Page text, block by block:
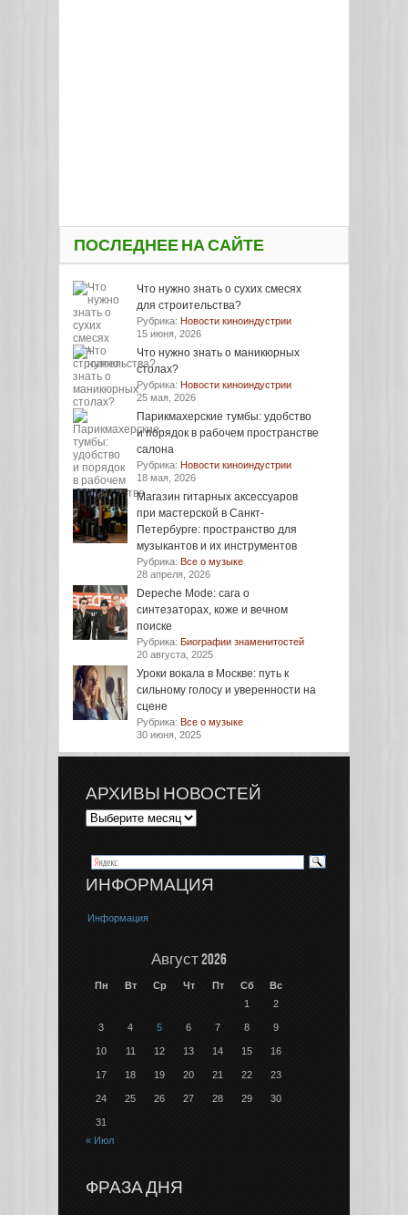
ПОСЛЕДНЕЕ НА САЙТЕ
Что нужно знать о сухих смесях
для строительства?
Рубрика: Новости киноиндустрии
15 июня, 2026
Что нужно знать о маникюрных
столах?
Рубрика: Новости киноиндустрии
25 мая, 2026
Парикмахерские тумбы: удобство
и порядок в рабочем пространстве
салона
Рубрика: Новости киноиндустрии
18 мая, 2026
Магазин гитарных аксессуаров
при мастерской в Санкт-
Петербурге: пространство для
музыкантов и их инструментов
Рубрика: Все о музыке
28 апреля, 2026
Depeche Mode: сага о
синтезаторах, коже и вечном
поиске
Рубрика: Биографии знаменитостей
20 августа, 2025
Уроки вокала в Москве: путь к
сильному голосу и уверенности на
сцене
Рубрика: Все о музыке
30 июня, 2025
АРХИВЫ НОВОСТЕЙ
ИНФОРМАЦИЯ
Информация
Август 2026
Пн Вт Ср Чт Пт Сб
Вс
1
2
3 4 5 6 7 8 9
10 11 12 13 14 15 16
17 18 19 20 21 22 23
24 25 26 27 28 29 30
31
« Июл
ФРАЗА ДНЯ